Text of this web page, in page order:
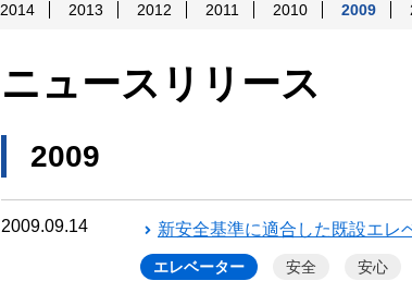
2014
2013 2012 2011 2010 2009
ニュースリリース
2009
2009.09.14 新安全基準に適合した既設エレ
エレベーター 安全 安心